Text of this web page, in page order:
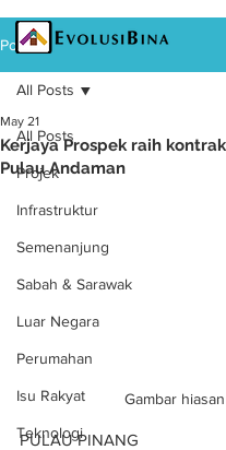
Post
All Posts
Projek
Infrastruktur
Semenanjung
Sabah & Sarawak
Luar Negara
Perumahan
Isu Rakyat
Teknologi
All Posts
Kerjaya Prospek raih
Pulau Andaman
May 21
Gambar hiasan
PULAU PINANG